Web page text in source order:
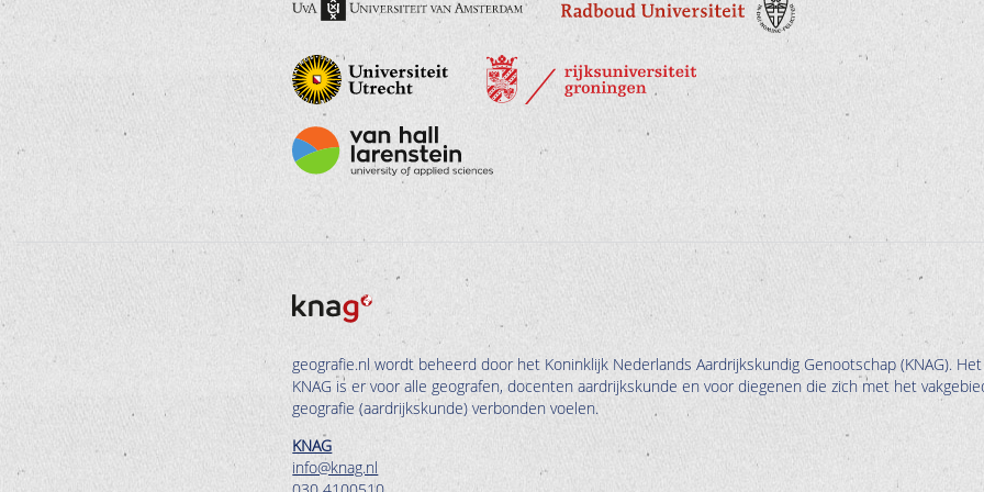
geografie.nl wordt beheerd door het Koninklijk Nederlands Aardrijkskundig Genootschap (KNAG). Het
KNAG is er voor alle geografen, docenten aardrijkskunde en voor diegenen die zich met het
geografie (aardrijkskunde) verbonden voelen.
KNAG
info@knag.nl